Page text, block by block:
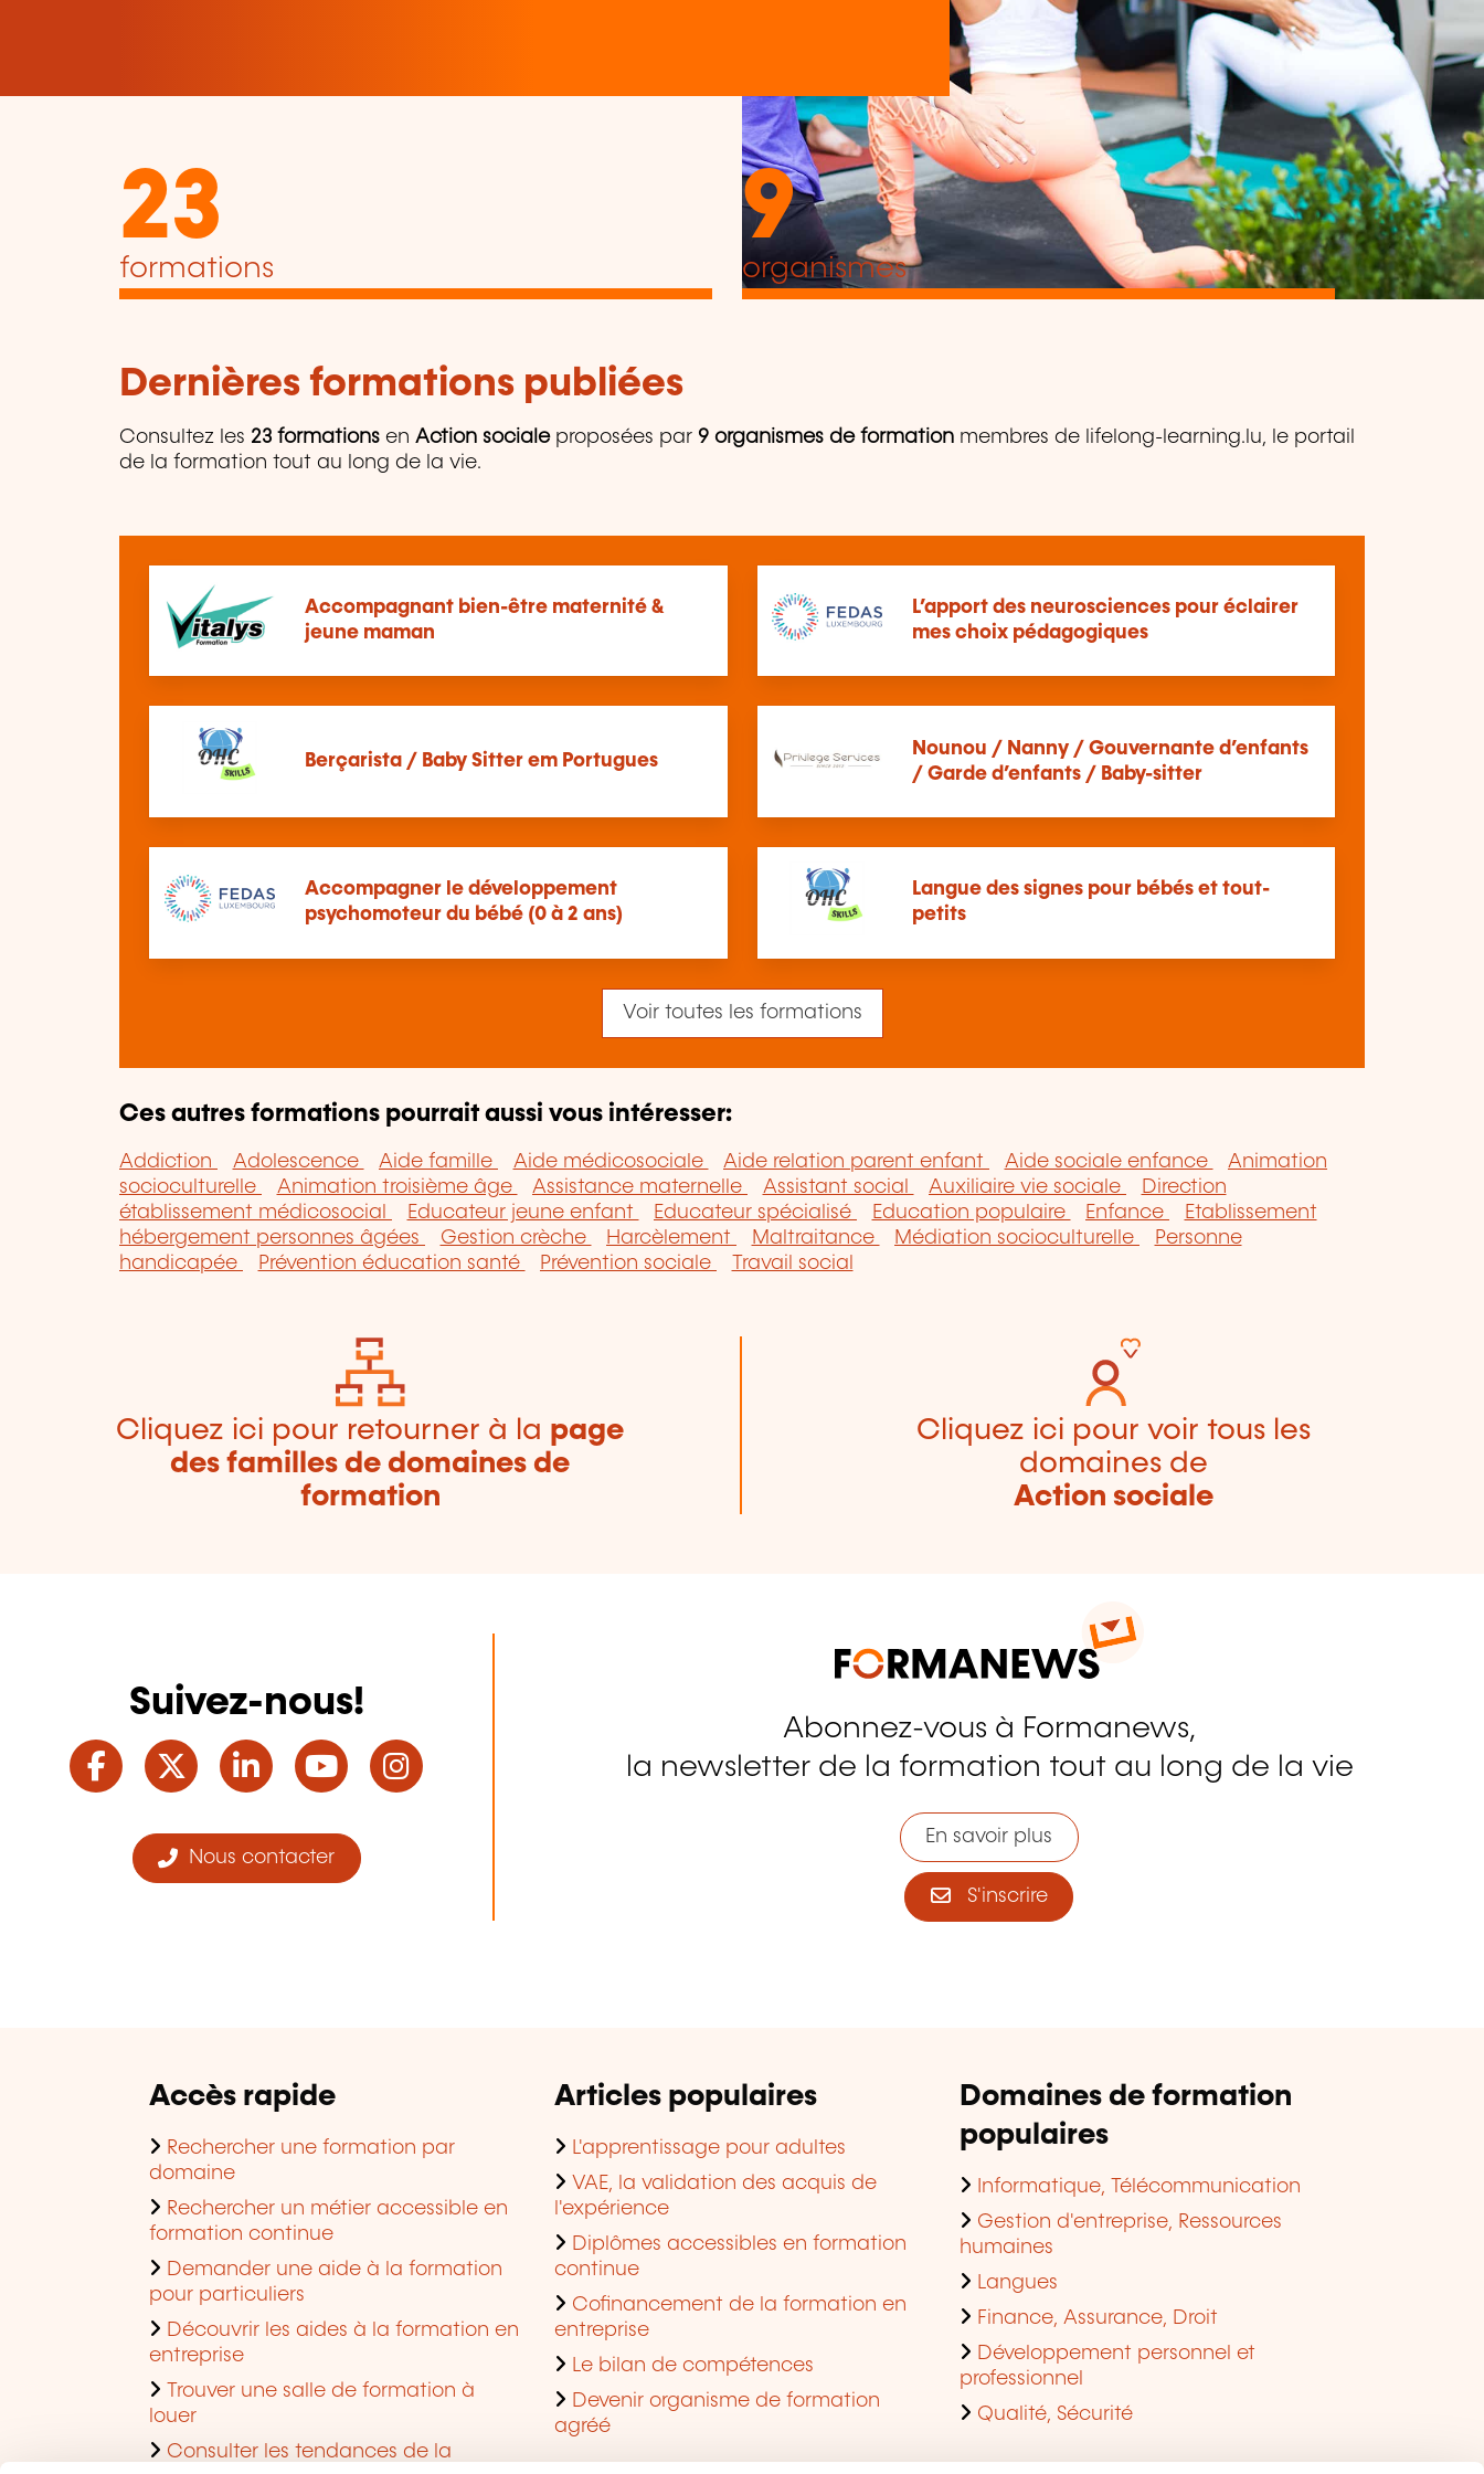
23
formations
9
organismes
Dernières formations publiées
Consultez les 23 formations en Action socialeproposées par 9 organismes de formation membres de lifelong-learning.lu, le portail
de la formation tout au long de la vie.
Accompagnant bien-être maternité &
jeune maman
L’apport des neurosciences pour éclairer
mes choix pédagogiques
Berçarista / Baby Sitter em Portugues
Nounou / Nanny / Gouvernante d’enfants
/ Garde d’enfants / Baby-sitter
Accompagner le développement
psychomoteur du bébé (0 à 2 ans)
Langue des signes pour bébés et tout-
petits
Voir toutes les formations
Ces autres formations pourrait aussi vous intéresser:
Addiction Adolescence Aide famille Aide médicosociale Aide relation parent enfant Aide sociale enfance
Animation
socioculturelle
Animation troisième âge Assistance maternelle Assistant social Auxiliaire vie sociale
Direction
établissement médicosocial
Educateur jeune enfant Educateur spécialisé Education populaire Enfance
Etablissement
hébergement personnes âgées
Gestion crèche Harcèlement Maltraitance Médiation socioculturelle
Personne
handicapée
Prévention éducation santé Prévention sociale Travail social
Cliquez ici pour retourner à la page
des familles de domaines de
formation
Cliquez ici pour voir tous les
domaines de
Action sociale
Suivez-nous!
Facebook
TwitterLinkedInYouTube
Nous contacter
Abonnez-vous à Formanews,
la newsletter de la formation tout au long de la vie
En savoir plus
S'inscrire
Accès rapide
Rechercher une formation par
domaine
Rechercher un métier accessible en
formation continue
Demander une aide à la formation
pour particuliers
Découvrir les aides à la formation en
entreprise
Trouver une salle de formation à
louer
Consulter les tendances de la
Articles populaires
L'apprentissage pour adultes
VAE, la validation des acquis de
l'expérience
Diplômes accessibles en formation
continue
Cofinancement de la formation en
entreprise
Le bilan de compétences
Devenir organisme de formation
agréé
Domaines de formation
populaires
Informatique, Télécommunication
Gestion d'entreprise, Ressources
humaines
Langues
Finance, Assurance, Droit
Développement personnel et
professionnel
Qualité, Sécurité